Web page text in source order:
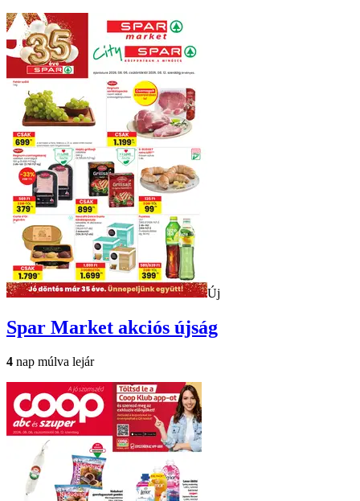
Új
Spar Market akciós újság
4 nap múlva lejár